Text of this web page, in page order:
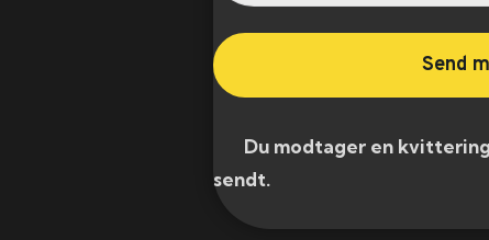
Du modtager en kvittering
sendt.​